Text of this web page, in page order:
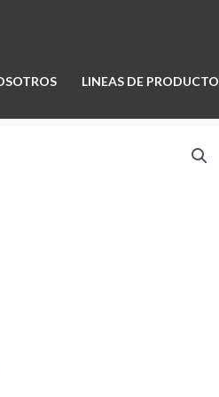
LINEAS DE PRODUCTO